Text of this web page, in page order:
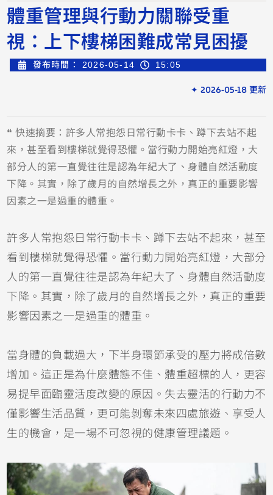
體重管理與行動力關聯受重
視：上下樓梯困難成常見困擾
發布時間： 2026-05-14 15:05
✦ 2026-05-18 更新
❝ 快速摘要：許多人常抱怨日常行動卡卡、蹲下去站不起
來，甚至看到樓梯就覺得恐懼。當行動力開始亮紅燈，大
部分人的第一直覺往往是認為年紀大了、身體自然活動度
下降。其實，除了歲月的自然增長之外，真正的重要影響
因素之一是過重的體重。
許多人常抱怨日常行動卡卡、蹲下去站不起來，甚至
看到樓梯就覺得恐懼。當行動力開始亮紅燈，大部分
人的第一直覺往往是認為年紀大了、身體自然活動度
下降。其實，除了歲月的自然增長之外，真正的重要
影響因素之一是過重的體重。
當身體的負載過大，下半身環節承受的壓力將成倍數
增加。這正是為什麼體態不佳、體重超標的人，更容
易提早面臨靈活度改變的原因。失去靈活的行動力不
僅影響生活品質，更可能剝奪未來四處旅遊、享受人
生的機會，是一場不可忽視的健康管理議題。